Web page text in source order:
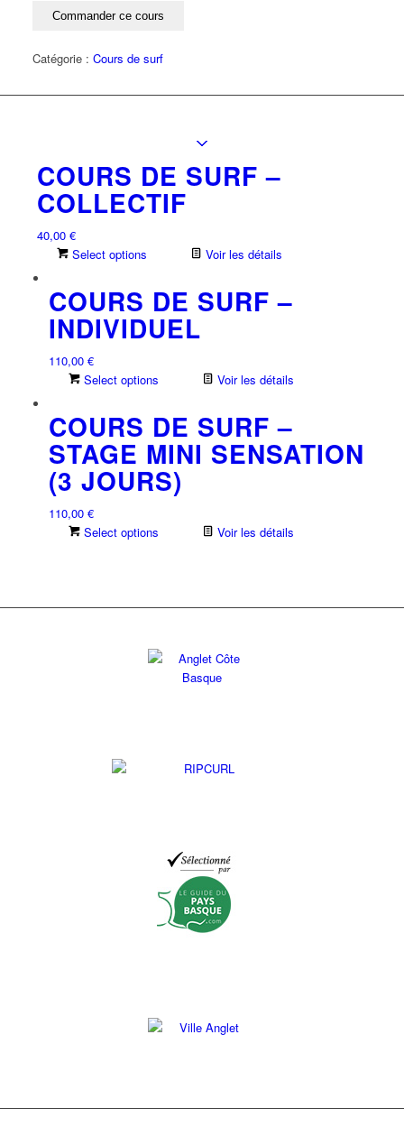
-
Commander ce cours
Catégorie : Cours de surf
COURS DE SURF –
COLLECTIF
40,00 €
Select options
Voir les détails
COURS DE SURF –
INDIVIDUEL
110,00 €
Select options
Voir les détails
COURS DE SURF –
STAGE MINI SENSATION
(3 JOURS)
110,00 €
Select options
Voir les détails